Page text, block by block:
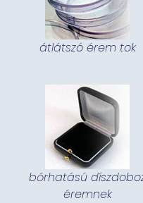
átlátszó érem tok
bőrhatású
éremnek